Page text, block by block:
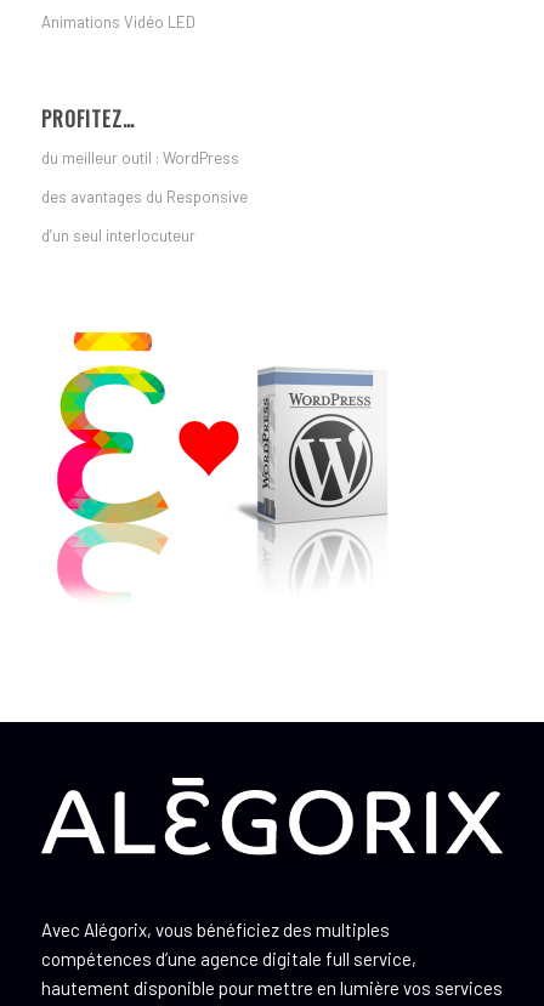
Animations Vidéo LED
PROFITEZ…
du meilleur outil : WordPress
des avantages du Responsive
d’un seul interlocuteur
Avec Alégorix, vous bénéficiez des multiples
compétences d’une agence digitale full service,
hautement disponible pour mettre en lumière vos services